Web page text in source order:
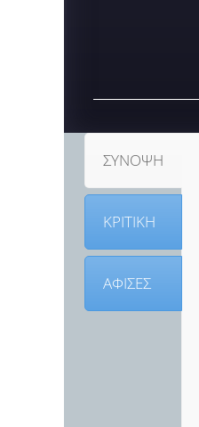
ΣΥΝΟΨΗ
ΚΡΙΤΙΚΗ
ΑΦΙΣΕΣ